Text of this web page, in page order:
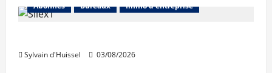
Abonnés
Bureaux Immo d'entreprise
Sylvain d'Huissel 03/08/2026